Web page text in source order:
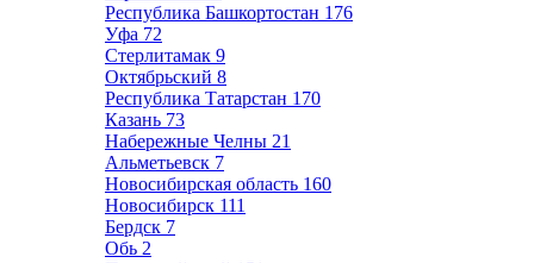
Республика Башкортостан 176
Уфа 72
Стерлитамак 9
Октябрьский 8
Республика Татарстан 170
Казань 73
Набережные Челны 21
Альметьевск 7
Новосибирская область 160
Новосибирск 111
Бердск 7
Обь 2